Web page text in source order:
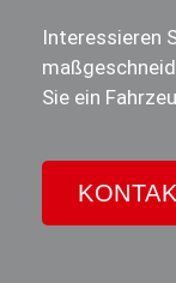
Interessieren
Sie ein